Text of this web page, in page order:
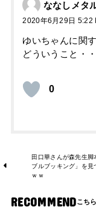
ななしメタ
2020年6月29日 5:22
ゆいちゃんに関
どういうこと・・
0
田口華さんが森先生脚
ブルブッキング」を見
ｗｗ
RECOMMEND